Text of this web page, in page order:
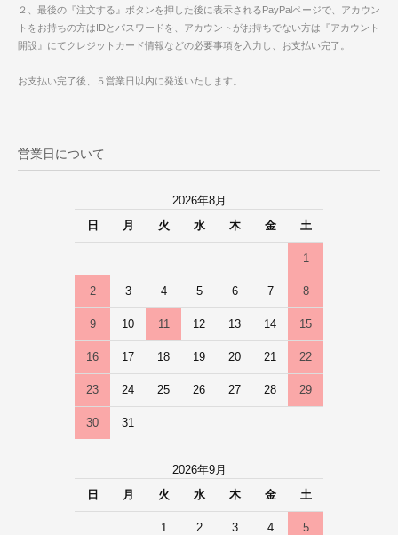
２、最後の『注文する』ボタンを押した後に表示されるPayPalページで、アカウン
トをお持ちの方はIDとパスワードを、アカウントがお持ちでない方は『アカウント
開設』にてクレジットカード情報などの必要事項を入力し、お支払い完了。
お支払い完了後、５営業日以内に発送いたします。
営業日について
2026年8月
日
月 火 水 木 金 土
1
2 3 4 5 6 7 8
9 10 11 12 13 14 15
16 17 18 19 20 21 22
23 24 25 26 27 28 29
30 31
2026年9月
日
月 火 水 木 金 土
1 2 3 4 5